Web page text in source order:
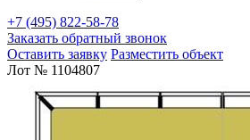
+7 (495) 822-58-78
Заказать обратный звонок
Оставить заявку Разместить объект
Лот № 1104807